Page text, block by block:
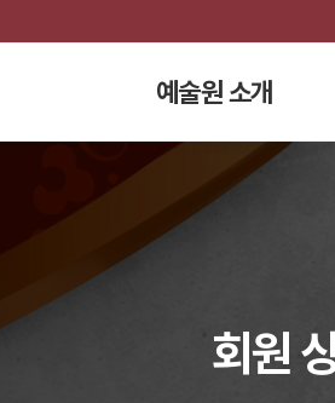
예술원 소개
회원